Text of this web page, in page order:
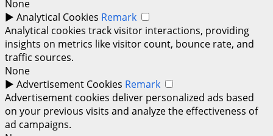
None
► Analytical Cookies Remark
Analytical cookies track visitor interactions, providing
insights on metrics like visitor count, bounce rate, and
traffic sources.
None
► Advertisement Cookies Remark
Advertisement cookies deliver personalized ads based
on your previous visits and analyze the effectiveness of
ad campaigns.